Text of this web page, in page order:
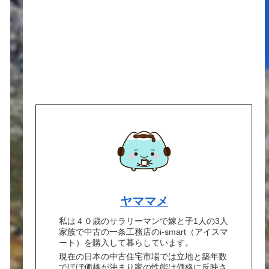
ヤママメ
私は４０歳のサラリーマンで嫁と子1人の3人
家族で中古の一条工務店のi-smart（アイスマ
ート）を購入して暮らしています。
現在の日本の中古住宅市場では立地と築年数
でほぼ価格が決まり家の性能は価格に反映さ